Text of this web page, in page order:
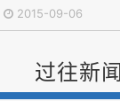
2015-09-06
过往新闻